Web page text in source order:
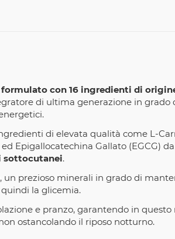
formulato con 16 ingredienti di
di ultima generazione in grado
di elevata qualità come L-
ed Epigallocatechina Gallato (EGCG)
sottocutanei.
, un prezioso minerali in grado di
la glicemia.
e pranzo, garantendo in
ostancolando il riposo notturno.